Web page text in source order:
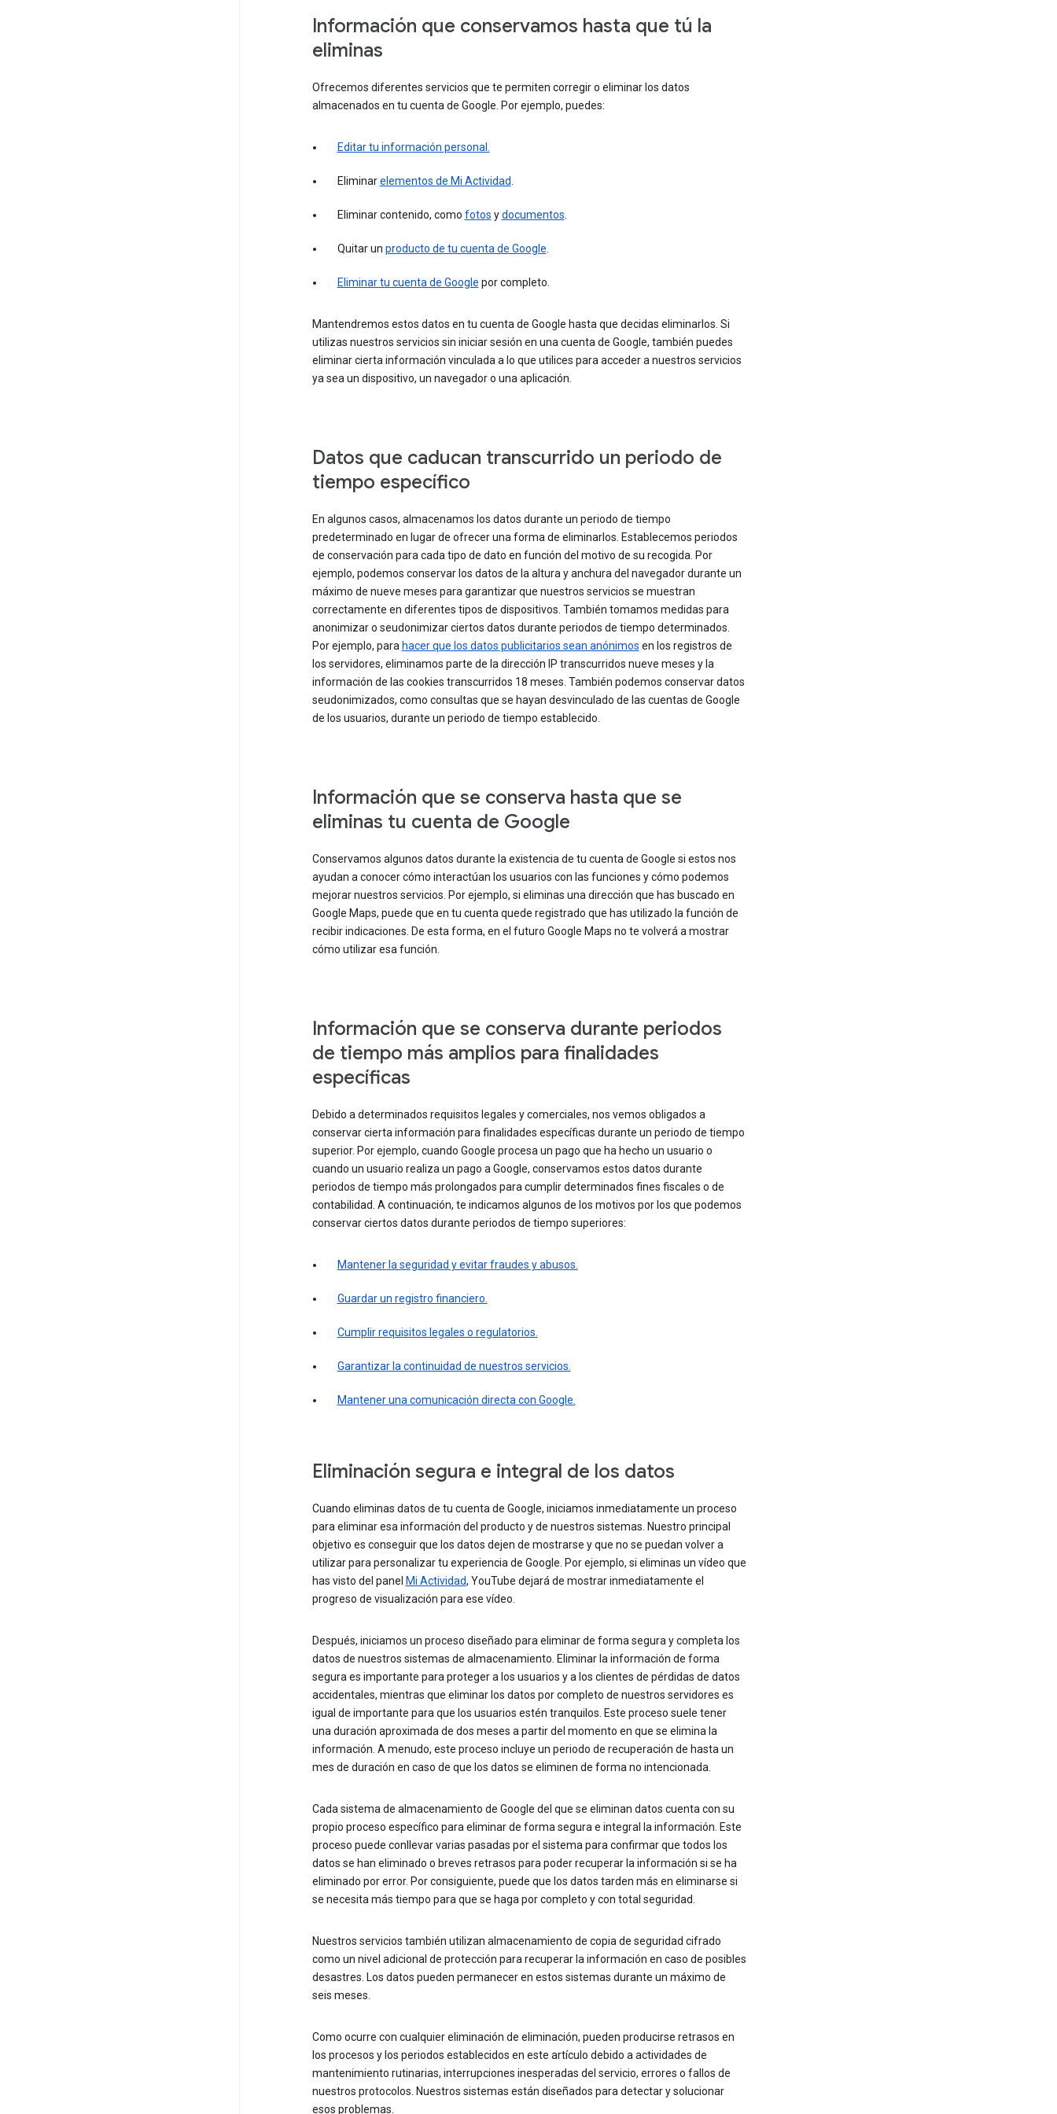
Información que conservamos hasta que tú la
eliminas
Ofrecemos diferentes servicios que te permiten corregir o eliminar los datos
almacenados en tu cuenta de Google. Por ejemplo, puedes:
Editar tu información personal.
Eliminarelementos de Mi Actividad.
Eliminar contenido, como fotos ydocumentos.
Quitar un producto de tu cuenta de Google.
Eliminar tu cuenta de Google por completo.
Mantendremos estos datos en tu cuenta de Google hasta que decidas eliminarlos. Si
utilizas nuestros servicios sin iniciar sesión en una cuenta de Google, también puedes
eliminar cierta información vinculada a lo que utilices para acceder a nuestros servicios
ya sea un dispositivo, un navegador o una aplicación.
Datos que caducan transcurrido un periodo de
tiempo específico
En algunos casos, almacenamos los datos durante un periodo de tiempo
predeterminado en lugar de ofrecer una forma de eliminarlos. Establecemos periodos
de conservación para cada tipo de dato en función del motivo de su recogida. Por
ejemplo, podemos conservar los datos de la altura y anchura del navegador durante un
máximo de nueve meses para garantizar que nuestros servicios se muestran
correctamente en diferentes tipos de dispositivos. También tomamos medidas para
anonimizar o seudonimizar ciertos datos durante periodos de tiempo determinados.
Por ejemplo, para hacer que los datos publicitarios sean anónimos en los registros de
los servidores, eliminamos parte de la dirección IP transcurridos nueve meses y la
información de las cookies transcurridos 18 meses. También podemos conservar datos
seudonimizados, como consultas que se hayan desvinculado de las cuentas de Google
de los usuarios, durante un periodo de tiempo establecido.
Información que se conserva hasta que se
eliminas tu cuenta de Google
Conservamos algunos datos durante la existencia de tu cuenta de Google si estos nos
ayudan a conocer cómo interactúan los usuarios con las funciones y cómo podemos
mejorar nuestros servicios. Por ejemplo, si eliminas una dirección que has buscado en
Google Maps, puede que en tu cuenta quede registrado que has utilizado la función de
recibir indicaciones. De esta forma, en el futuro Google Maps no te volverá a mostrar
cómo utilizar esa función.
Información que se conserva durante periodos
de tiempo más amplios para finalidades
específicas
Debido a determinados requisitos legales y comerciales, nos vemos obligados a
conservar cierta información para finalidades específicas durante un periodo de tiempo
superior. Por ejemplo, cuando Google procesa un pago que ha hecho un usuario o
cuando un usuario realiza un pago a Google, conservamos estos datos durante
periodos de tiempo más prolongados para cumplir determinados fines fiscales o de
contabilidad. A continuación, te indicamos algunos de los motivos por los que podemos
conservar ciertos datos durante periodos de tiempo superiores:
Mantener la seguridad y evitar fraudes y abusos.
Guardar un registro financiero.
Cumplir requisitos legales o regulatorios.
Garantizar la continuidad de nuestros servicios.
Mantener una comunicación directa con Google.
Eliminación segura e integral de los datos
Cuando eliminas datos de tu cuenta de Google, iniciamos inmediatamente un proceso
para eliminar esa información del producto y de nuestros sistemas. Nuestro principal
objetivo es conseguir que los datos dejen de mostrarse y que no se puedan volver a
utilizar para personalizar tu experiencia de Google. Por ejemplo, si eliminas un vídeo que
has visto del panel Mi Actividad, YouTube dejará de mostrar inmediatamente el
progreso de visualización para ese vídeo.
Después, iniciamos un proceso diseñado para eliminar de forma segura y completa los
datos de nuestros sistemas de almacenamiento. Eliminar la información de forma
segura es importante para proteger a los usuarios y a los clientes de pérdidas de datos
accidentales, mientras que eliminar los datos por completo de nuestros servidores es
igual de importante para que los usuarios estén tranquilos. Este proceso suele tener
una duración aproximada de dos meses a partir del momento en que se elimina la
información. A menudo, este proceso incluye un periodo de recuperación de hasta un
mes de duración en caso de que los datos se eliminen de forma no intencionada.
Cada sistema de almacenamiento de Google del que se eliminan datos cuenta con su
propio proceso específico para eliminar de forma segura e integral la información. Este
proceso puede conllevar varias pasadas por el sistema para confirmar que todos los
datos se han eliminado o breves retrasos para poder recuperar la información si se ha
eliminado por error. Por consiguiente, puede que los datos tarden más en eliminarse si
se necesita más tiempo para que se haga por completo y con total seguridad.
Nuestros servicios también utilizan almacenamiento de copia de seguridad cifrado
como un nivel adicional de protección para recuperar la información en caso de posibles
desastres. Los datos pueden permanecer en estos sistemas durante un máximo de
seis meses.
Como ocurre con cualquier eliminación de eliminación, pueden producirse retrasos en
los procesos y los periodos establecidos en este artículo debido a actividades de
mantenimiento rutinarias, interrupciones inesperadas del servicio, errores o fallos de
nuestros protocolos. Nuestros sistemas están diseñados para detectar y solucionar
esos problemas.